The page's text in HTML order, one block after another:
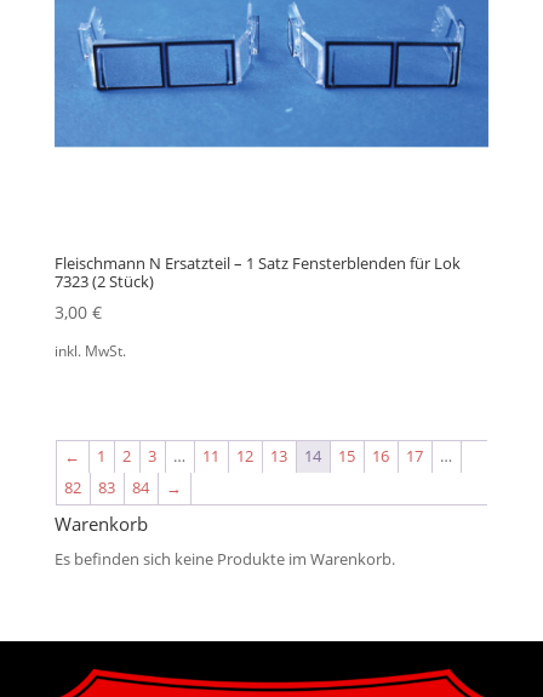
Fleischmann N Ersatzteil – 1 Satz Fensterblenden für Lok
7323 (2 Stück)
3,00 €
inkl. MwSt.
← 1 2 3 … 11 12 13 14 15 16 17
…
82
83 84 →
Warenkorb
Es befinden sich keine Produkte im Warenkorb.